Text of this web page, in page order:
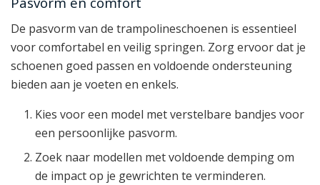
De pasvorm van de trampolineschoenen is essentieel
voor comfortabel en veilig springen. Zorg ervoor dat je
schoenen goed passen en voldoende ondersteuning
bieden aan je voeten en enkels.
Kies voor een model met verstelbare bandjes voor
een persoonlijke pasvorm.
Zoek naar modellen met voldoende demping om
de impact op je gewrichten te verminderen.